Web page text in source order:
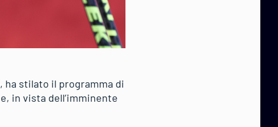
ha stilato il programma di
in vista dell’imminente